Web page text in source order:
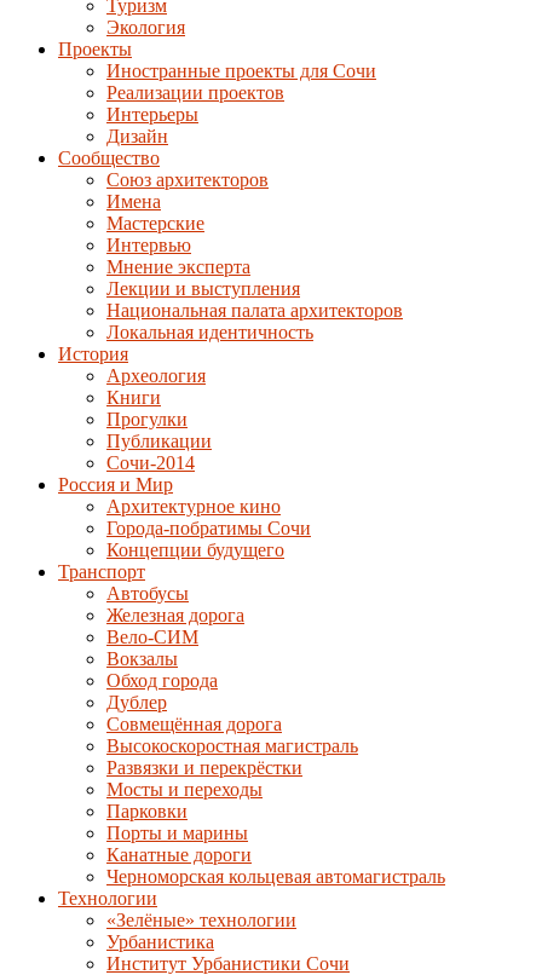
Туризм
Экология
Проекты
Иностранные проекты для Сочи
Реализации проектов
Интерьеры
Дизайн
Сообщество
Союз архитекторов
Имена
Мастерские
Интервью
Мнение эксперта
Лекции и выступления
Национальная палата архитекторов
Локальная идентичность
История
Археология
Книги
Прогулки
Публикации
Сочи-2014
Россия и Мир
Архитектурное кино
Города-побратимы Сочи
Концепции будущего
Транспорт
Автобусы
Железная дорога
Вело-СИМ
Вокзалы
Обход города
Дублер
Совмещённая дорога
Высокоскоростная магистраль
Развязки и перекрёстки
Мосты и переходы
Парковки
Порты и марины
Канатные дороги
Черноморская кольцевая автомагистраль
Технологии
«Зелёные» технологии
Урбанистика
Институт Урбанистики Сочи